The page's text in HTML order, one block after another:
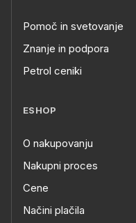
Pomoč in svetovanje
Znanje in podpora
Petrol ceniki
ESHOP
O nakupovanju
Nakupni proces
Cene
Načini plačila